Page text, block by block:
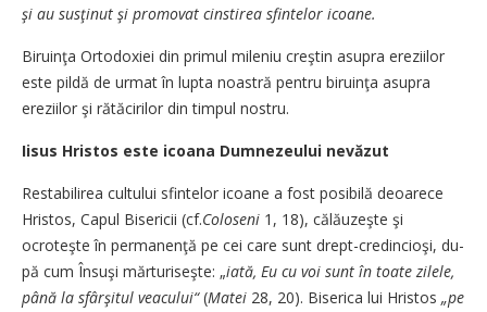
şi au susţinut şi pro­movat cinstirea sfintelor icoane.
Biruinţa Ortodoxiei din pri­mul mileniu creştin asupra ere­zi­ilor
este pildă de urmat în lup­ta noastră pentru biruinţa a­­supra
ereziilor şi rătăcirilor din timpul nostru.
Iisus Hristos este icoana Dumnezeului nevăzut
Restabilirea cultului sfinte­lor icoane a fost posibilă de­oa­re­ce
Hristos, Capul Bisericii (cf.Coloseni 1, 18), călăuzeşte şi
ocroteşte în permanenţă pe cei care sunt drept-credincioşi, du­
pă cum Însuşi mărturiseşte: „ia­tă, Eu cu voi sunt în toate zi­le­le,
până la sfârşitul veacului“(Matei 28, 20). Biserica lui Hris­tos „pe